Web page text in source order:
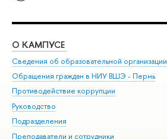
О КАМПУСЕ
Сведения об образовательной организации
Обращения граждан в НИУ ВШЭ - Пермь
Противодействие коррупции
Руководство
Подразделения
Преподаватели и сотрудники